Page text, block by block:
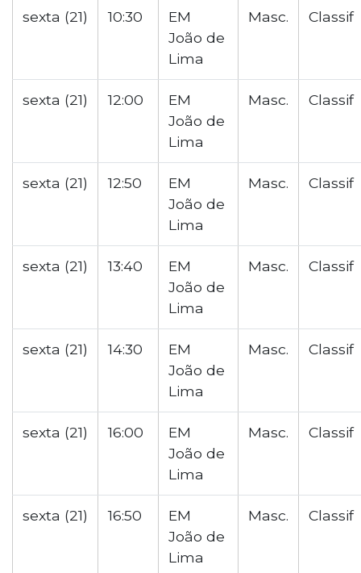
sexta (21) 10:30
EM
João de
Lima
Masc. Classif
sexta (21) 12:00
EM
João de
Lima
Masc. Classif
sexta (21) 12:50
EM
João de
Lima
Masc. Classif
sexta (21) 13:40
EM
João de
Lima
Masc. Classif
sexta (21) 14:30
EM
João de
Lima
Masc. Classif
sexta (21) 16:00
EM
João de
Lima
Masc. Classif
sexta (21) 16:50
EM
João de
Lima
Masc. Classif